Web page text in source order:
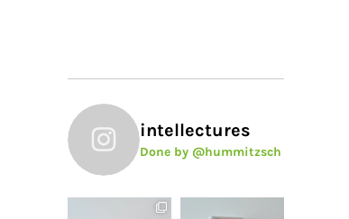
intellectures
Done by @hummitzsch